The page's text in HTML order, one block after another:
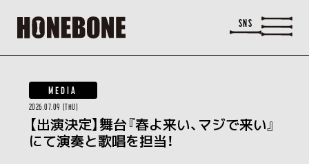
SNS
MEDIA
2026.07.09 [THU]
【出演決定】舞台『春よ来い、マジで来い』
にて演奏と歌唱を担当！